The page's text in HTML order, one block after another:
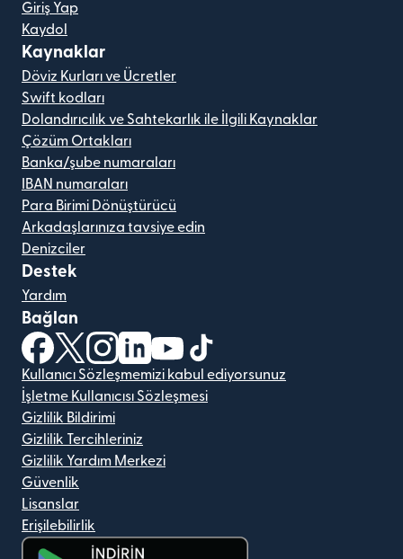
Giriş Yap
Kaydol
Kaynaklar
Döviz Kurları ve Ücretler
Swift kodları
Dolandırıcılık ve Sahtekarlık ile İlgili Kaynaklar
Çözüm Ortakları
Banka/şube numaraları
IBAN numaraları
Para Birimi Dönüştürücü
Arkadaşlarınıza tavsiye edin
Denizciler
Destek
Yardım
Bağlan
(yeni pencerede açılır)
(yeni pencerede açılır)
(yeni pencerede açılır)
(yeni pencerede açılır)
(yeni pencerede açılır)
Kullanıcı Sözleşmemizi kabul ediyorsunuz
İşletme Kullanıcısı Sözleşmesi
Gizlilik Bildirimi
Gizlilik Tercihleriniz
Gizlilik Yardım Merkezi
Güvenlik
Lisanslar
Erişilebilirlik